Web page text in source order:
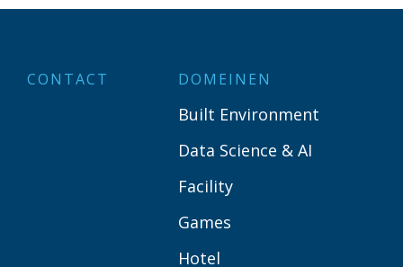
CONTACT DOMEINEN
Built Environment
Data Science & AI
Facility
Games
Hotel